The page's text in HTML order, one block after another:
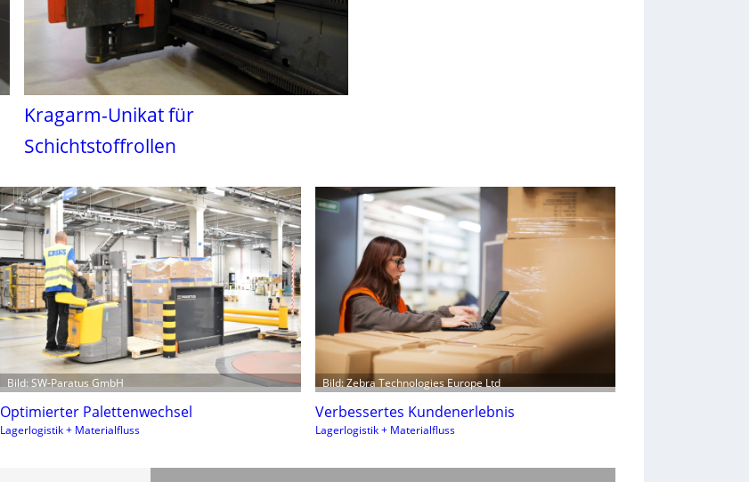
Kragarm-Unikat für
Schichtstoffrollen
Bild: SW-Paratus GmbH
Optimierter Palettenwechsel
Lagerlogistik + Materialfluss
Bild: Zebra Technologies Europe Ltd
Verbessertes Kundenerlebnis
Lagerlogistik + Materialfluss